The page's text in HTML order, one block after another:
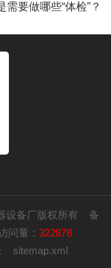
要做哪些“体检”？
设备厂版权所有 备
量：322878
sitemap.xml